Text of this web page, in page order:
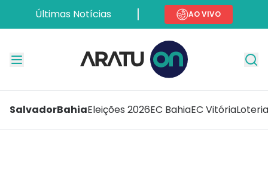
Últimas Notícias AO VIVO
SalvadorBahiaEleições 2026EC BahiaEC Vitória